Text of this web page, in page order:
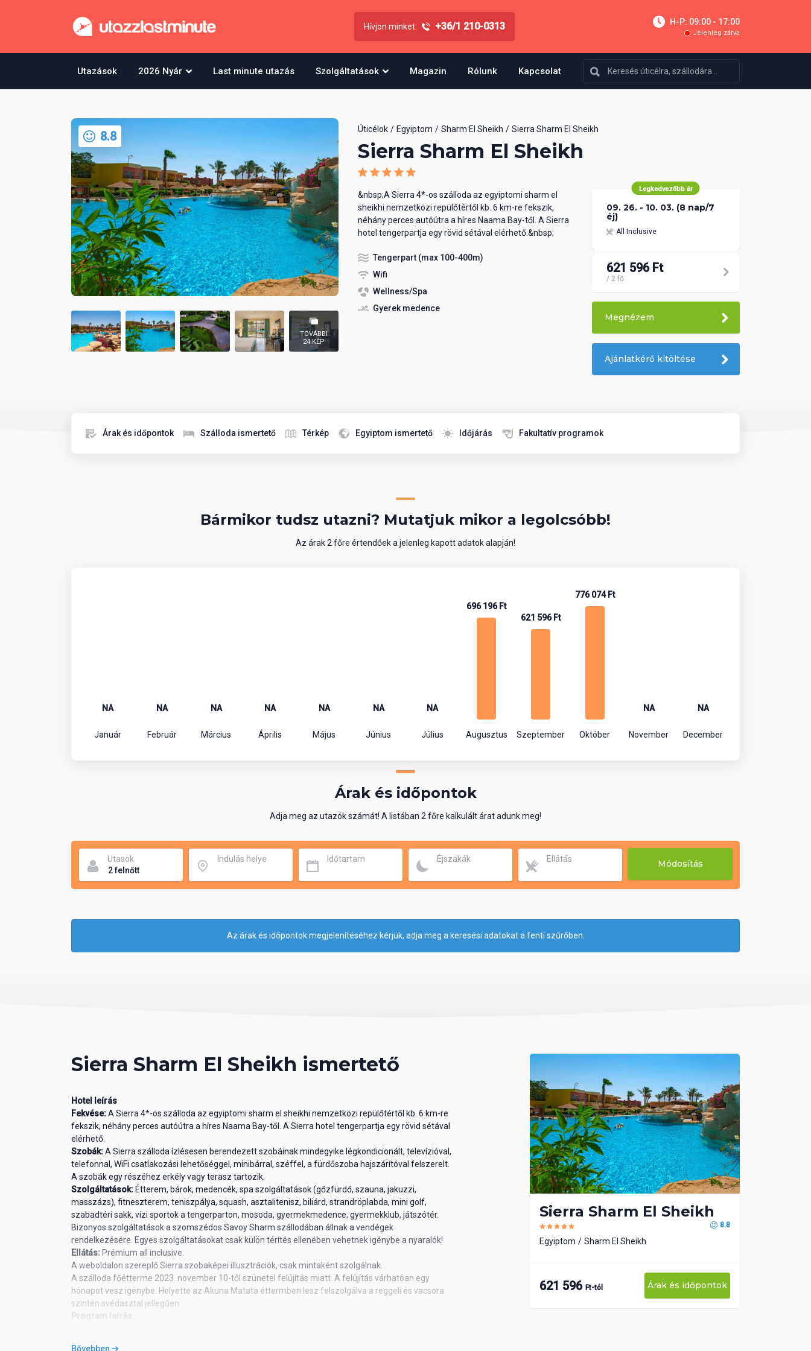
Hívjon minket: +36/1 210-0313 H-P: 09:00 - 17:00
Jelenleg zárva
Utazások 2026 Nyár Last minute utazás Szolgáltatások Magazin Rólunk Kapcsolat
8.8
TOVÁBBI
24 KÉP
Úticélok Egyiptom Sharm El Sheikh Sierra Sharm El Sheikh
Sierra Sharm El Sheikh
&nbsp;A Sierra 4*-os szálloda az egyiptomi sharm el
sheikhi nemzetközi repülőtértől kb. 6 km-re fekszik,
néhány perces autóútra a híres Naama Bay-től. A Sierra
hotel tengerpartja egy rövid sétával elérhető.&nbsp;
Tengerpart (max 100-400m)
Wifi
Wellness/Spa
Gyerek medence
Legkedvezőbb ár
09. 26. - 10. 03. (8 nap/7
éj)
All Inclusive
621 596 Ft
/ 2 fő
Megnézem
Ajánlatkérő kitöltése
Árak és időpontok Szálloda ismertető Térkép Egyiptom ismertető Időjárás Fakultatív programok
Bármikor tudsz utazni? Mutatjuk mikor a legolcsóbb!
Az árak 2 főre értendőek a jelenleg kapott adatok alapján!
NA
Január
NA
Február
NA
Március
NA
Április
NA
Május
NA
Június
NA
Július
696 196 Ft
Augusztus
621 596 Ft
Szeptember
776 074 Ft
Október
NA
November
NA
December
Árak és időpontok
Adja meg az utazók számát! A listában 2 főre kalkulált árat adunk meg!
Utasok Indulás helye Időtartam Éjszakák Ellátás Módosítás
Az árak és időpontok megjelenítéséhez kérjük, adja meg a keresési adatokat a fenti szűrőben.
Sierra Sharm El Sheikh ismertető
Hotel leírás
Fekvése:A Sierra 4*-os szálloda az egyiptomi sharm el sheikhi nemzetközi repülőtértől kb. 6 km-re
fekszik, néhány perces autóútra a híres Naama Bay-től. A Sierra hotel tengerpartja egy rövid sétával
elérhető.
Szobák:A Sierra szálloda ízlésesen berendezett szobáinak mindegyike légkondicionált, televízióval,
telefonnal, WiFi csatlakozási lehetőséggel, minibárral, széffel, a fürdőszoba hajszárítóval felszerelt.
A szobák egy részéhez erkély vagy terasz tartozik.
Szolgáltatások: Étterem, bárok, medencék, spa szolgáltatások (gőzfürdő, szauna, jakuzzi,
masszázs), fitneszterem, teniszpálya, squash, asztalitenisz, biliárd, strandröplabda, mini golf,
szabadtéri sakk, vízi sportok a tengerparton, mosoda, gyermekmedence, gyermekklub, játszótér.
Bizonyos szolgáltatások a szomszédos Savoy Sharm szállodában állnak a vendégek
rendelkezésére. Egyes szolgáltatásokat csak külön térítés ellenében vehetnek igénybe a nyaralók!
Ellátás: Prémium all inclusive.
A weboldalon szereplő Sierra szobaképei illusztrációk, csak mintaként szolgálnak.
A szálloda főétterme 2023. november 10-től szünetel felújítás miatt. A felújítás várhatóan egy
hónapot vesz igénybe. Helyette az Akuna Matata éttermben lesz felszolgálva a reggeli és vacsora
szintén svédasztal jellegűen.
Program leírás
Bővebben
Sierra Sharm El Sheikh
8.8
Egyiptom Sharm El Sheikh
621 596 Ft-tól Árak és időpontok